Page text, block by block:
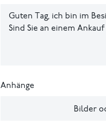
Anhänge
Bilder